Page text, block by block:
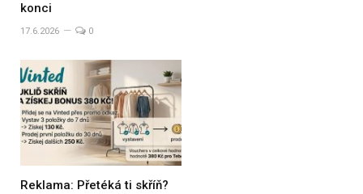
konci
17.6.2026 0
Reklama: Přetéká ti skříň?